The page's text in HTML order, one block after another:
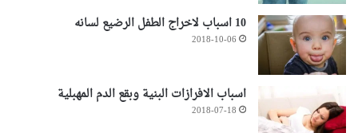
10 اسباب لاخراج الطفل الرضيع لسانه
2018-10-06
اسباب الافرازات البنية وبقع الدم المهبلية
2018-07-18